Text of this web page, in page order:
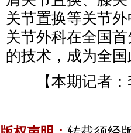
关节置换等关节
关节外科在全国
的技术，成为全
【本期记者：